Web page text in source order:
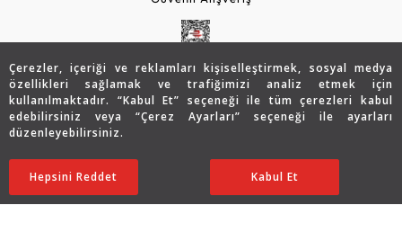
Çerezler, içeriği ve reklamları kişiselleştirmek, sosyal medya
özellikleri sağlamak ve trafiğimizi analiz etmek için
kullanılmaktadır. “Kabul Et” seçeneği ile tüm çerezleri kabul
edebilirsiniz veya “Çerez Ayarları” seçeneği ile ayarları
düzenleyebilirsiniz.
Ayarları Düzenle
Hepsini Reddet Kabul Et
179.350 TL
143.467TL SATIN ALIN
Copyright © 2026 Assos Pırlanta - Bu sitenin tüm hakları